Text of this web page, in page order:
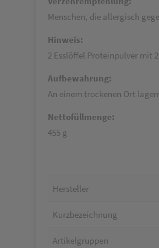
Menschen, die allergisch
Hinweis:
2 Esslöffel Proteinpulver mit
Aufbewahrung:
An einem trockenen Ort
Nettofüllmenge:
455 g
Hersteller
Kurzbezeichnung
Artikelgruppen